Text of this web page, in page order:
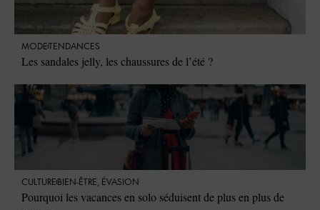
MODETENDANCES
Les sandales jelly, les chaussures de l’été ?
CULTURE BIEN-ÊTRE, ÉVASION
Pourquoi les vacances en solo séduisent de plus en plus de